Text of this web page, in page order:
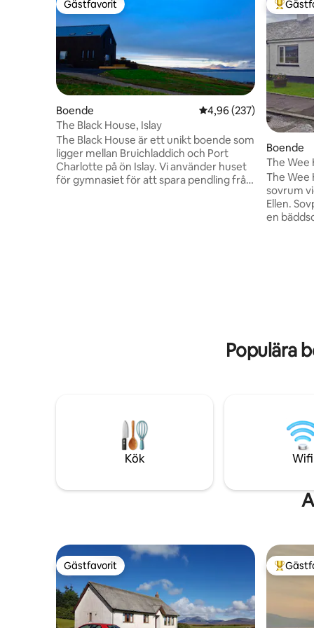
Gästfavorit
Gästfavorit
Boende 4,96 av 5 i
4,96 (237)
The Black House, Islay
The Black House är ett unikt boende som
ligger mellan Bruichladdich och Port
Charlotte på ön Islay. Vi använder huset
för gymnasiet för att spara pendling från
Boende
The Wee
The Wee
sovrum
Ellen.
en
Populära
Kök Wifi
Gästfavorit
Gästfavorit